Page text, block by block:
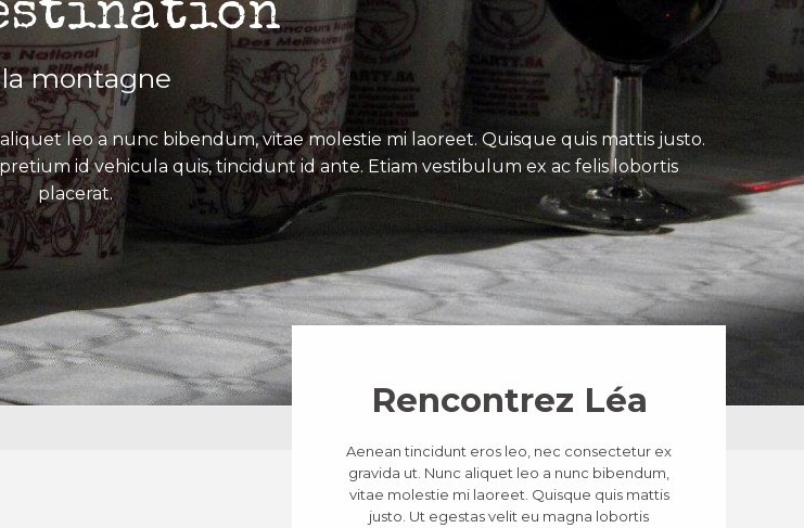
montagne
leo a nunc bibendum, vitae molestie mi laoreet. Quisque quis mattis justo.
id vehicula quis, tincidunt id ante. Etiam vestibulum ex ac felis lobortis
placerat.
Rencontrez Léa
Aenean tincidunt eros leo, nec consectetur ex
gravida ut. Nunc aliquet leo a nunc bibendum,
vitae molestie mi laoreet. Quisque quis mattis
justo. Ut egestas velit eu magna lobortis